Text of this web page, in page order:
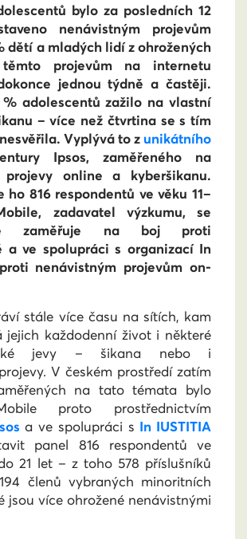
bylo za posledních 12
nenávistným projevům
dětí a mladých lidí z ohrožených
projevům na internetu
jednou týdně a častěji.
% adolescentů zažilo na vlastní
– více než čtvrtina se s tím
Vyplývá to z unikátního
Ipsos, zaměřeného na
projevy online a kyberšikanu.
ho 816 respondentů ve věku 11–
zadavatel výzkumu, se
zaměřuje na boj proti
a ve spolupráci s organizací In
nenávistným projevům on-
stále více času na sítích, kam
jejich každodenní život i některé
jevy – šikana nebo i
V českém prostředí zatím
na tato témata bylo
proto prostřednictvím
a ve spolupráci s In IUSTITIA
panel 816 respondentů ve
21 let – z toho 578 příslušníků
členů vybraných minoritních
jsou více ohrožené nenávistnými